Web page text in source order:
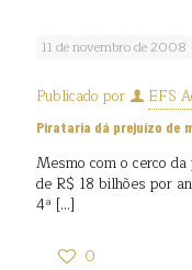
11 de novembro de 2008
Publicado por EFS
Pirataria dá prejuízo de
Mesmo com o cerco
de R$ 18 bilhões por
4ª […]
0